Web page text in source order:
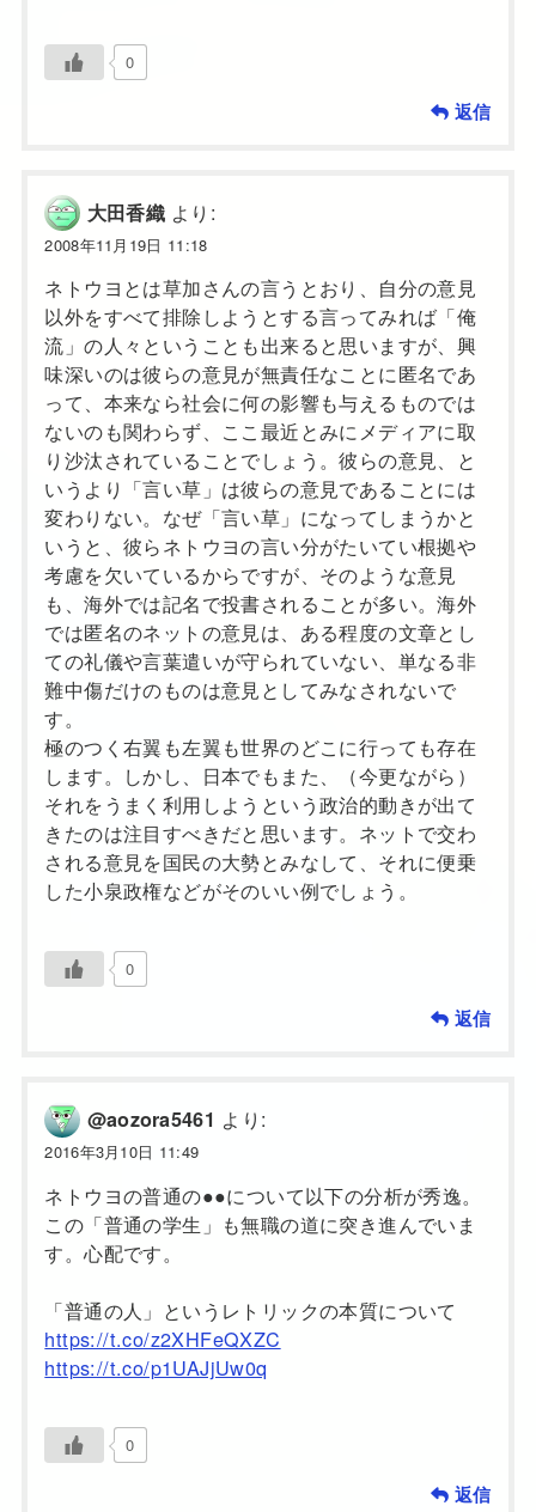
0
返信
大田香織 より:
2008年11月19日 11:18
ネトウヨとは草加さんの言うとおり、自分の意見
以外をすべて排除しようとする言ってみれば「俺
流」の人々ということも出来ると思いますが、興
味深いのは彼らの意見が無責任なことに匿名であ
って、本来なら社会に何の影響も与えるものでは
ないのも関わらず、ここ最近とみにメディアに取
り沙汰されていることでしょう。彼らの意見、と
いうより「言い草」は彼らの意見であることには
変わりない。なぜ「言い草」になってしまうかと
いうと、彼らネトウヨの言い分がたいてい根拠や
考慮を欠いているからですが、そのような意見
も、海外では記名で投書されることが多い。海外
では匿名のネットの意見は、ある程度の文章とし
ての礼儀や言葉遣いが守られていない、単なる非
難中傷だけのものは意見としてみなされないで
す。
極のつく右翼も左翼も世界のどこに行っても存在
します。しかし、日本でもまた、（今更ながら）
それをうまく利用しようという政治的動きが出て
きたのは注目すべきだと思います。ネットで交わ
される意見を国民の大勢とみなして、それに便乗
した小泉政権などがそのいい例でしょう。
0
返信
@aozora5461 より:
2016年3月10日 11:49
ネトウヨの普通の●●について以下の分析が秀逸。
この「普通の学生」も無職の道に突き進んでいま
す。心配です。
「普通の人」というレトリックの本質について
https://t.co/z2XHFeQXZC
https://t.co/p1UAJjUw0q
0
返信